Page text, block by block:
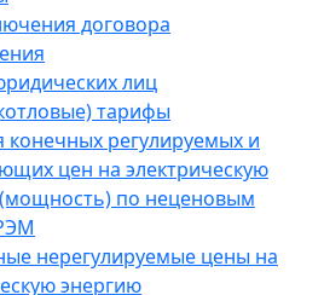
договора
лиц
тарифы
конечных регулируемых и
цен на электрическую
по неценовым
нерегулируемые цены на
энергию